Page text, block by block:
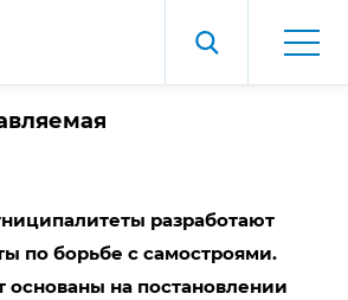
разработают
по борьбе с самостроями.
основаны на постановлении